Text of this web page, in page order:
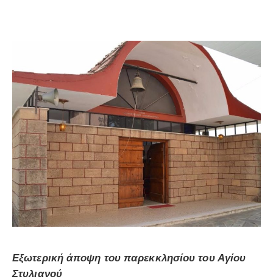
Εξωτερική άποψη του παρεκκλησίου του Αγίου
Στυλιανού